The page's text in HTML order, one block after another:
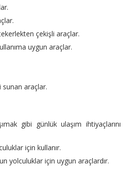
çekişli araçlar.
uygun araçlar.
sunan araçlar.
gibi günlük ulaşım ihtiyaçlarını
için kullanır.
yolculuklar için uygun araçlardır.